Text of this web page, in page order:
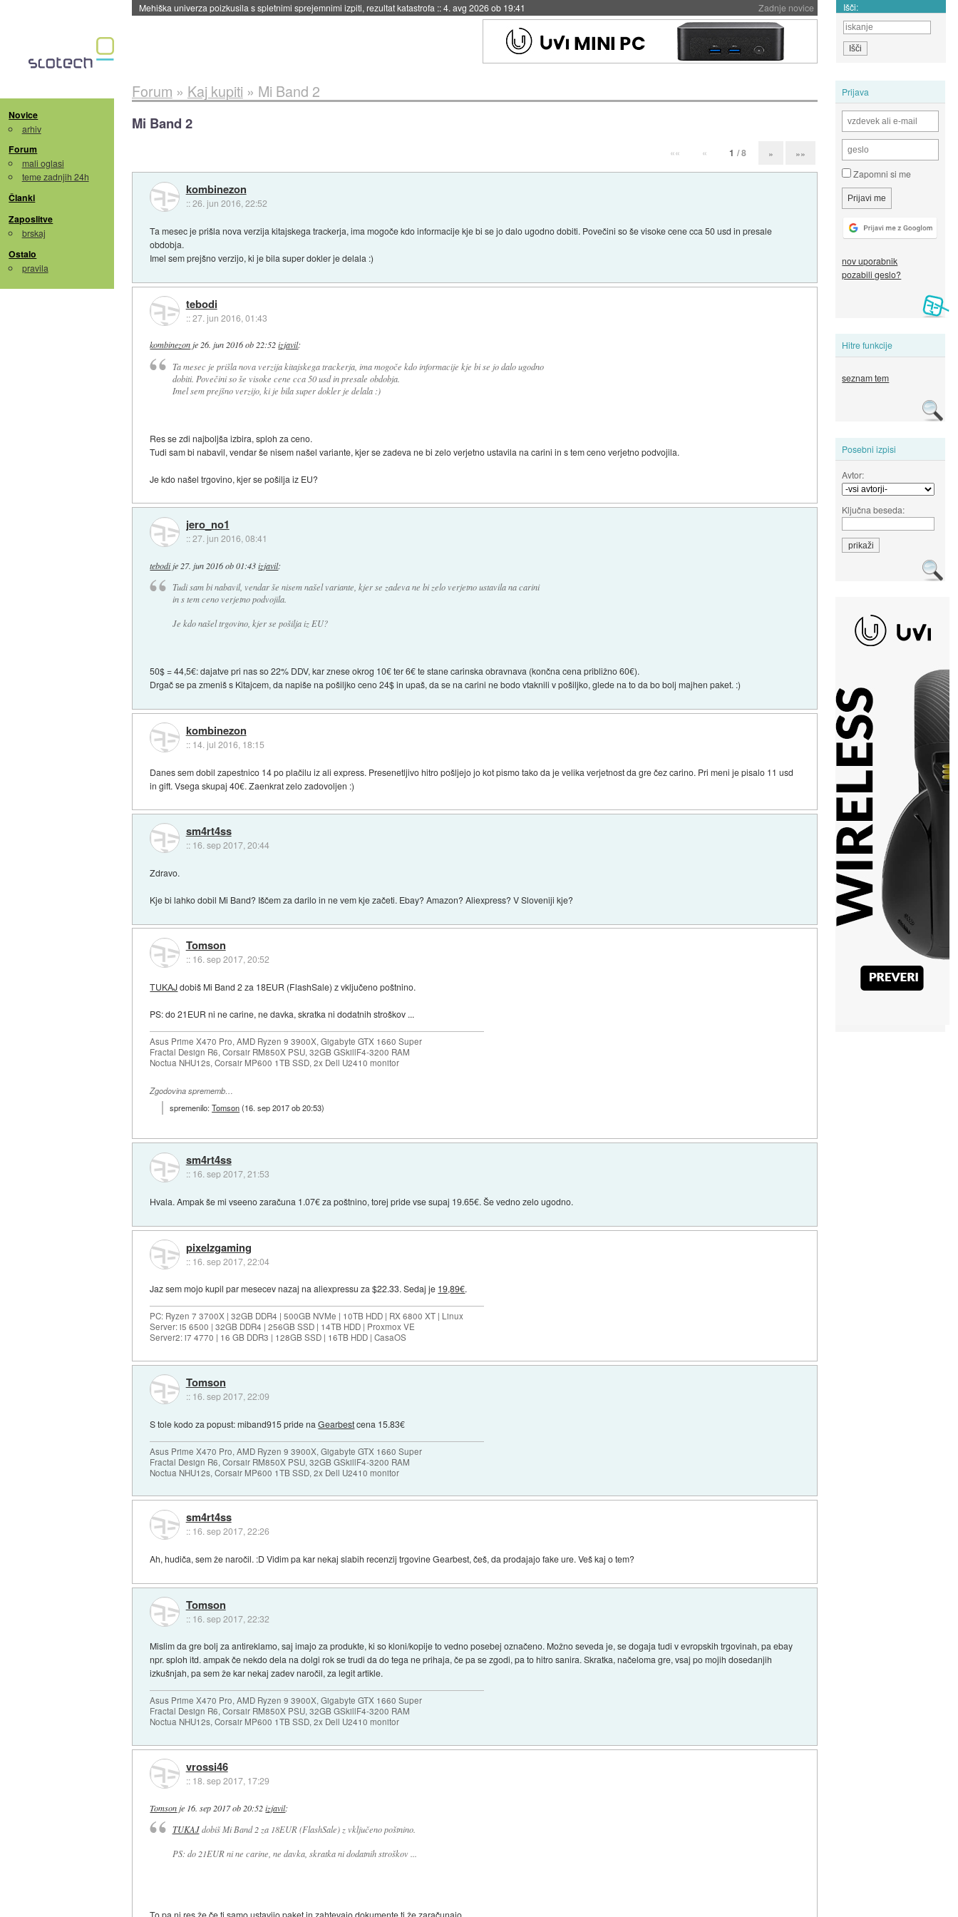
Zadnje novice
Mehiška univerza poizkusila s spletnimi sprejemnimi izpiti, rezultat katastrofa ::4. avg 2026 ob 19:41 Išči:
Novice
arhiv
Forum
mali oglasi
teme zadnjih 24h
Članki
Zaposlitve
brskaj
Ostalo
pravila
Prijava
Zapomni si me
nov uporabnik
pozabili geslo?
Hitre funkcije
seznam tem
Posebni izpisi
Avtor:
Ključna beseda:
Forum » Kaj kupiti » Mi Band 2
Mi Band 2
«« « 1 / 8 » »»
kombinezon
::26. jun 2016, 22:52
Ta mesec je prišla nova verzija kitajskega trackerja, ima mogoče kdo informacije kje bi se jo dalo ugodno dobiti. Povečini so še visoke cene cca 50 usd in presale
obdobja.
Imel sem prejšno verzijo, ki je bila super dokler je delala :)
tebodi
::27. jun 2016, 01:43
kombinezonje26. jun 2016 ob 22:52 izjavil:
Ta mesec je prišla nova verzija kitajskega trackerja, ima mogoče kdo informacije kje bi se jo dalo ugodno
dobiti. Povečini so še visoke cene cca 50 usd in presale obdobja.
Imel sem prejšno verzijo, ki je bila super dokler je delala :)
Res se zdi najboljša izbira, sploh za ceno.
Tudi sam bi nabavil, vendar še nisem našel variante, kjer se zadeva ne bi zelo verjetno ustavila na carini in s tem ceno verjetno podvojila.
Je kdo našel trgovino, kjer se pošilja iz EU?
jero_no1
::27. jun 2016, 08:41
tebodije 27. jun 2016 ob 01:43 izjavil:
Tudi sam bi nabavil, vendar še nisem našel variante, kjer se zadeva ne bi zelo verjetno ustavila na carini
in s tem ceno verjetno podvojila.
Je kdo našel trgovino, kjer se pošilja iz EU?
50$ = 44,5€: dajatve pri nas so 22% DDV, kar znese okrog 10€ ter 6€ te stane carinska obravnava (končna cena približno 60€).
Drgač se pa zmeniš s Kitajcem, da napiše na pošiljko ceno 24$ in upaš, da se na carini ne bodo vtaknili v pošiljko, glede na to da bo bolj majhen paket. :)
kombinezon
:: 14. jul 2016, 18:15
Danes sem dobil zapestnico 14 po plačilu iz ali express. Presenetljivo hitro pošljejo jo kot pismo tako da je velika verjetnost da gre čez carino. Pri meni je pisalo 11 usd
in gift. Vsega skupaj 40€. Zaenkrat zelo zadovoljen :)
sm4rt4ss
:: 16. sep 2017, 20:44
Zdravo.
Kje bi lahko dobil Mi Band? Iščem za darilo in ne vem kje začeti. Ebay? Amazon? Aliexpress? V Sloveniji kje?
Tomson
:: 16. sep 2017, 20:52
TUKAJdobiš Mi Band 2 za 18EUR (FlashSale) z vključeno poštnino.
PS: do 21EUR ni ne carine, ne davka, skratka ni dodatnih stroškov ...
Asus Prime X470 Pro, AMD Ryzen 9 3900X, Gigabyte GTX 1660 Super
Fractal Design R6, Corsair RM850X PSU, 32GB GSkillF4-3200 RAM
Noctua NHU12s, Corsair MP600 1TB SSD, 2x Dell U2410 monitor
Zgodovina sprememb…
spremenilo:Tomson(16. sep 2017 ob 20:53)
sm4rt4ss
:: 16. sep 2017, 21:53
Hvala. Ampak še mi vseeno zaračuna 1.07€ za poštnino, torej pride vse supaj 19.65€. Še vedno zelo ugodno.
pixelzgaming
:: 16. sep 2017, 22:04
Jaz sem mojo kupil par mesecev nazaj na aliexpressu za $22.33. Sedaj je 19,89€.
PC: Ryzen 7 3700X | 32GB DDR4 | 500GB NVMe | 10TB HDD | RX 6800 XT | Linux
Server: i5 6500 | 32GB DDR4 | 256GB SSD | 14TB HDD | Proxmox VE
Server2: i7 4770 | 16 GB DDR3 | 128GB SSD | 16TB HDD | CasaOS
Tomson
:: 16. sep 2017, 22:09
S tole kodo za popust: miband915 pride naGearbestcena 15.83€
Asus Prime X470 Pro, AMD Ryzen 9 3900X, Gigabyte GTX 1660 Super
Fractal Design R6, Corsair RM850X PSU, 32GB GSkillF4-3200 RAM
Noctua NHU12s, Corsair MP600 1TB SSD, 2x Dell U2410 monitor
sm4rt4ss
:: 16. sep 2017, 22:26
Ah, hudiča, sem že naročil. :D Vidim pa kar nekaj slabih recenzij trgovine Gearbest, češ, da prodajajo fake ure. Veš kaj o tem?
Tomson
:: 16. sep 2017, 22:32
Mislim da gre bolj za antireklamo, saj imajo za produkte, ki so kloni/kopije to vedno posebej označeno. Možno seveda je, se dogaja tudi v evropskih trgovinah, pa ebay
npr. sploh itd. ampak če nekdo dela na dolgi rok se trudi da do tega ne prihaja, če pa se zgodi, pa to hitro sanira. Skratka, načeloma gre, vsaj po mojih dosedanjih
izkušnjah, pa sem že kar nekaj zadev naročil, za legit artikle.
Asus Prime X470 Pro, AMD Ryzen 9 3900X, Gigabyte GTX 1660 Super
Fractal Design R6, Corsair RM850X PSU, 32GB GSkillF4-3200 RAM
Noctua NHU12s, Corsair MP600 1TB SSD, 2x Dell U2410 monitor
vrossi46
:: 18. sep 2017, 17:29
Tomson je 16. sep 2017 ob 20:52 izjavil:
TUKAJdobiš Mi Band 2 za 18EUR (FlashSale) z vključeno poštnino.
PS: do 21EUR ni ne carine, ne davka, skratka ni dodatnih stroškov ...
To pa ni res,že če ti samo ustavijo paket in zahtevajo dokumente ti že zaračunajo.